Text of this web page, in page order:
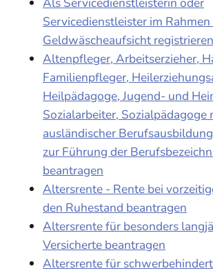
Servicedienstleister im Rahmen
Geldwäscheaufsicht registrieren
Altenpfleger, Arbeitserzieher,
Familienpfleger,
Heilpädagoge, Jugend- und
Sozialarbeiter, Sozialpädagoge
ausländischer
zur Führung der
beantragen
Altersrente - Rente bei
den Ruhestand beantragen
Altersrente für besonders
Versicherte beantragen
Altersrente für